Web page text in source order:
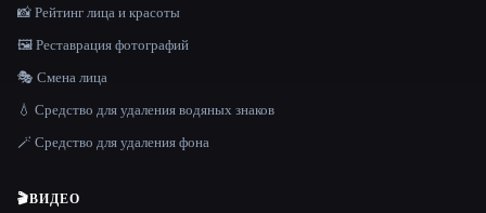
📸 Рейтинг лица и красоты
🖼️ Реставрация фотографий
🎭 Смена лица
💧 Средство для удаления водяных знаков
🪄 Средство для удаления фона
🎬ВИДЕО